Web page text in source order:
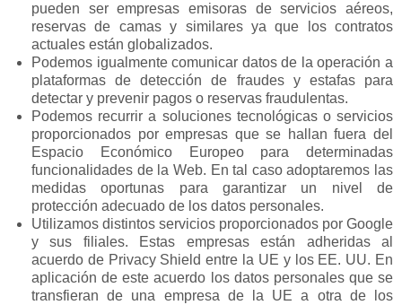
pueden ser empresas emisoras de servicios aéreos,
reservas de camas y similares ya que los contratos
actuales están globalizados.
Podemos igualmente comunicar datos de la operación a
plataformas de detección de fraudes y estafas para
detectar y prevenir pagos o reservas fraudulentas.
Podemos recurrir a soluciones tecnológicas o servicios
proporcionados por empresas que se hallan fuera del
Espacio Económico Europeo para determinadas
funcionalidades de la Web. En tal caso adoptaremos las
medidas oportunas para garantizar un nivel de
protección adecuado de los datos personales.
Utilizamos distintos servicios proporcionados por Google
y sus filiales. Estas empresas están adheridas al
acuerdo de Privacy Shield entre la UE y los EE. UU. En
aplicación de este acuerdo los datos personales que se
transfieran de una empresa de la UE a otra de los